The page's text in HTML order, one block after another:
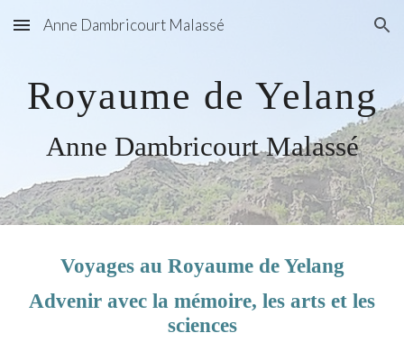
Skip to main content Skip to navigation
Anne Dambricourt Malassé
Royaume de Yelang
Anne Dambricourt Malassé
Voyages au Royaume de Yelang
Advenir avec la mémoire, les arts et les
sciences